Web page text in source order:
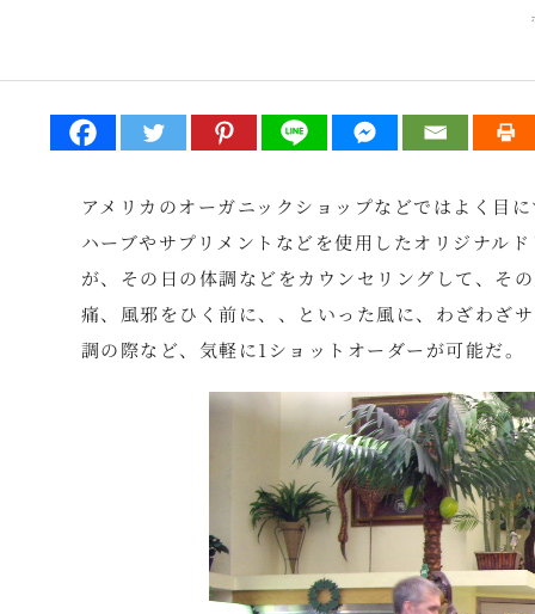
アメリカのオーガニックショップなどではよく目
ハーブやサプリメントなどを使用したオリジナル
が、その日の体調などをカウンセリングして、そ
痛、風邪をひく前に、、といった風に、わざわざ
調の際など、気軽に1ショットオーダーが可能だ。